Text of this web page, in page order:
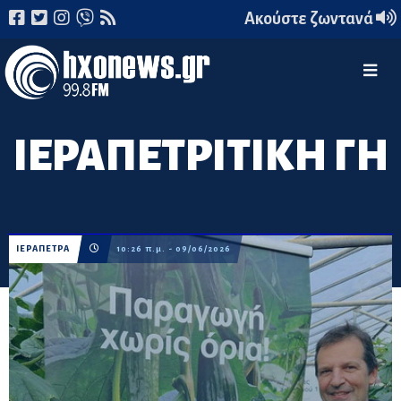
Ακούστε ζωντανά
ΙΕΡΑΠΕΤΡΙΤΙΚΗ ΓΗ
ΙΕΡΑΠΕΤΡΑ 10:26 π.μ. - 09/06/2026